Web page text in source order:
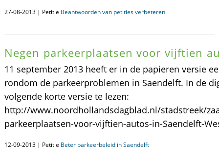
27-08-2013 | Petitie Beantwoorden van petities verbeteren
Negen parkeerplaatsen voor vijftien
11 september 2013 heeft er in de papieren versie
rondom de parkeerproblemen in Saendelft. In de
volgende korte versie te lezen:
http://www.noordhollandsdagblad.nl/stadstreek/
parkeerplaatsen-voor-vijftien-autos-in-Saendelft-
12-09-2013 | Petitie Beter parkeerbeleid in Saendelft